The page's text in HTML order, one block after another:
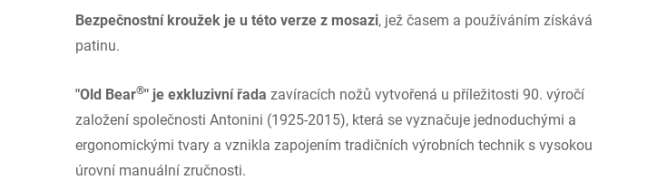
Bezpečnostní kroužek je u této verze z mosazi, jež časem a používáním získává
patinu.
"Old Bear®" je exkluzivní řada zavíracích nožů vytvořená u příležitosti 90. výročí
založení společnosti Antonini (1925-2015), která se vyznačuje jednoduchými a
ergonomickými tvary a vznikla zapojením tradičních výrobních technik s vysokou
úrovní manuální zručnosti.